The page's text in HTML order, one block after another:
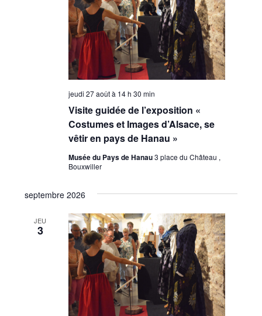
Visite guidée de l’exposition «
Costumes et Images d’Alsace, se
vêtir en pays de Hanau »
jeudi 27 août à 14 h 30 min
Musée du Pays de Hanau3 place du Château ,
Bouxwiller
septembre 2026
JEU
3